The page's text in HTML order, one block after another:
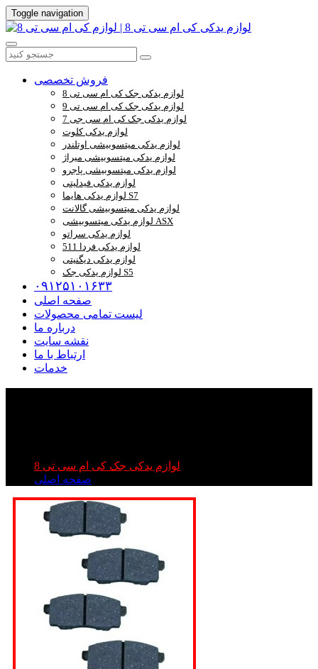
Toggle navigation
فروش تخصصی
لوازم یدکی جک کی ام سی تی 8
لوازم یدکی جک کی ام سی تی 9
لوازم یدکی جک کی ام سی جی 7
لوازم یدکی کلوت
لوازم یدکی میتسوبیشی اوتلندر
لوازم یدکی میتسوبیشی میراژ
لوازم یدکی میتسوبیشی پاجرو
لوازم یدکی فیدلیتی
لوازم یدکی هایما S7
لوازم یدکی میتسوبیشی گالانت
لوازم یدکی میتسوبیشی ASX
لوازم یدکی سراتو
لوازم یدکی فردا 511
لوازم یدکی دیگنیتی
لوازم یدکی جک S5
۰۹۱۲۵۱۰۱۶۳۳
صفحه اصلی
لیست تمامی محصولات
درباره ما
نقشه سایت
ارتباط با ما
خدمات
لوازم یدکی جک کی ام سی تی 8
صفحه اصلی